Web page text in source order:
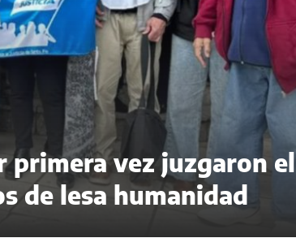
primera vez juzgaron el
de lesa humanidad